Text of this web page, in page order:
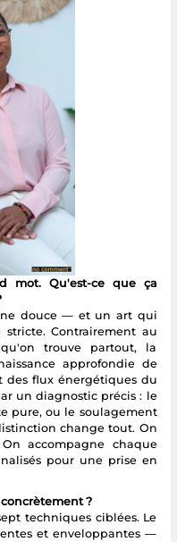
mot. Qu'est-ce que ça
douce — et un art qui
Contrairement au
trouve partout, la
approfondie de
des flux énergétiques du
un diagnostic précis : le
pure, ou le soulagement
change tout. On
accompagne chaque
pour une prise en
?
techniques ciblées. Le
et enveloppantes —